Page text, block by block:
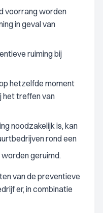
voorrang worden
in geval van
ruiming bij
hetzelfde moment
het treffen van
noodzakelijk is, kan
rond een
geruimd.
van de preventieve
er, in combinatie